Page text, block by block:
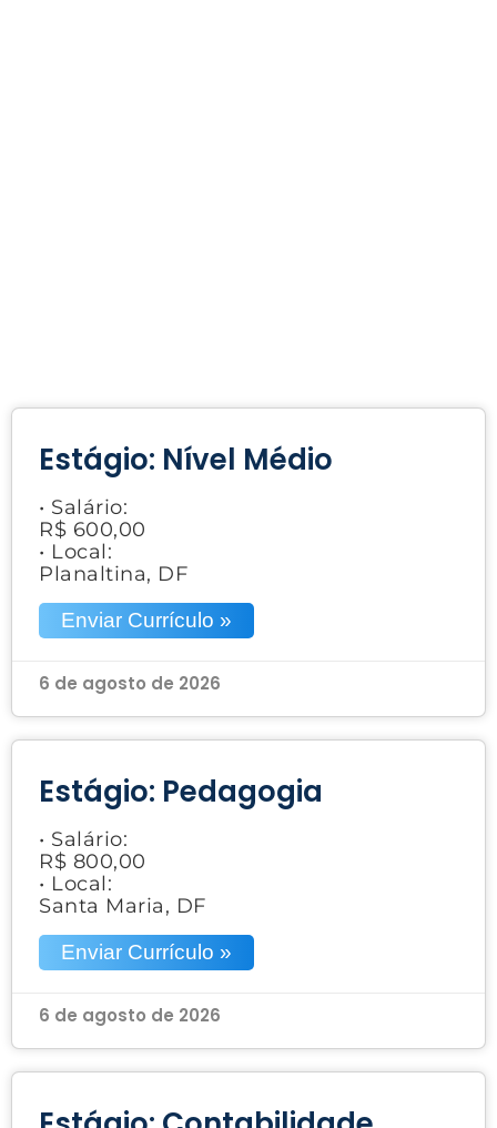
Estágio: Nível Médio
• Salário:
R$ 600,00
• Local:
Planaltina, DF
Enviar Currículo »
6 de agosto de 2026
Estágio: Pedagogia
• Salário:
R$ 800,00
• Local:
Santa Maria, DF
Enviar Currículo »
6 de agosto de 2026